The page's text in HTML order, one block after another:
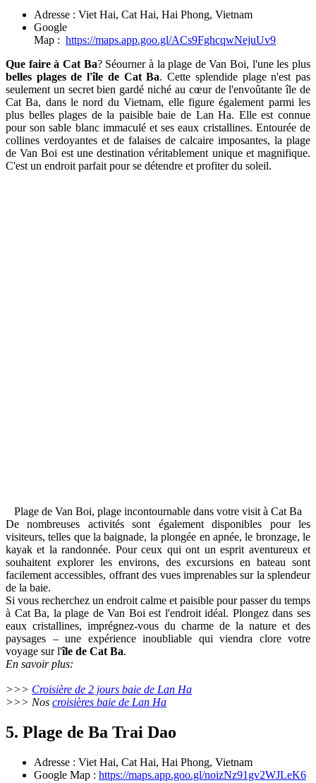
Adresse : Viet Hai, Cat Hai, Hai Phong, Vietnam
Google
Map : https://maps.app.goo.gl/ACs9FghcqwNejuUv9
Que faire à Cat Ba? Séourner à la plage de Van Boi, l'une les plus
belles plages de l'île de Cat Ba. Cette splendide plage n'est pas
seulement un secret bien gardé niché au cœur de l'envoûtante île de
Cat Ba, dans le nord du Vietnam, elle figure également parmi les
plus belles plages de la paisible baie de Lan Ha. Elle est connue
pour son sable blanc immaculé et ses eaux cristallines. Entourée de
collines verdoyantes et de falaises de calcaire imposantes, la plage
de Van Boi est une destination véritablement unique et magnifique.
C'est un endroit parfait pour se détendre et profiter du soleil.
Plage de Van Boi, plage incontournable dans votre visit à Cat Ba
De nombreuses activités sont également disponibles pour les
visiteurs, telles que la baignade, la plongée en apnée, le bronzage, le
kayak et la randonnée. Pour ceux qui ont un esprit aventureux et
souhaitent explorer les environs, des excursions en bateau sont
facilement accessibles, offrant des vues imprenables sur la splendeur
de la baie.
Si vous recherchez un endroit calme et paisible pour passer du temps
à Cat Ba, la plage de Van Boi est l'endroit idéal. Plongez dans ses
eaux cristallines, imprégnez-vous du charme de la nature et des
paysages – une expérience inoubliable qui viendra clore votre
voyage sur l'île de Cat Ba.
En savoir plus:
>>> Croisière de 2 jours baie de Lan Ha
>>> Nos croisières baie de Lan Ha
5. Plage de Ba Trai Dao
Adresse : Viet Hai, Cat Hai, Hai Phong, Vietnam
Google Map : https://maps.app.goo.gl/noizNz91gv2WJLeK6